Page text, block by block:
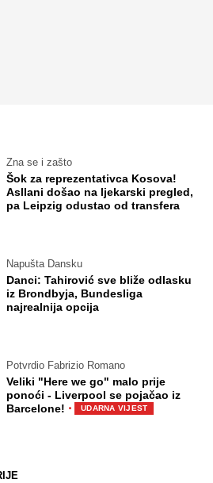
Zna se i zašto
Šok za reprezentativca Kosova!
Asllani došao na ljekarski pregled,
pa Leipzig odustao od transfera
Napušta Dansku
Danci: Tahirović sve bliže odlasku
iz Brondbyja, Bundesliga
najrealnija opcija
Potvrdio Fabrizio Romano
Veliki "Here we go" malo prije
ponoći - Liverpool se pojačao iz
Barcelone! · UDARNA VIJEST